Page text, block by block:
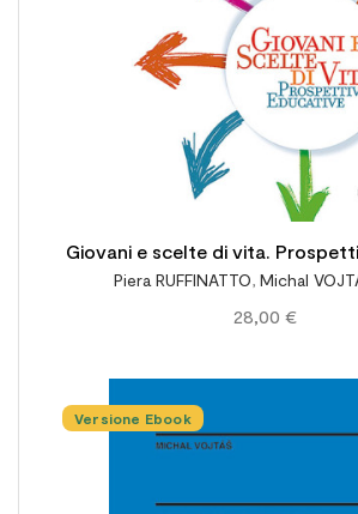
Giovani e scelte di vita.
Piera RUFFINATTO, Michal
28,00 €
Versione Ebook